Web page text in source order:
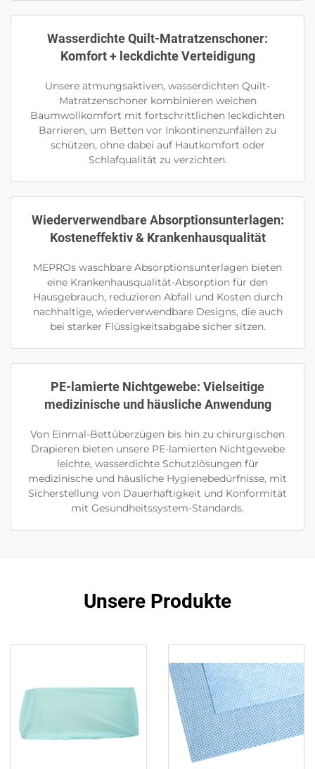
Wasserdichte Quilt-Matratzenschoner:
Komfort + leckdichte Verteidigung
Unsere atmungsaktiven, wasserdichten Quilt-
Matratzenschoner kombinieren weichen
Baumwollkomfort mit fortschrittlichen leckdichten
Barrieren, um Betten vor Inkontinenzunfällen zu
schützen, ohne dabei auf Hautkomfort oder
Schlafqualität zu verzichten.
Wiederverwendbare Absorptionsunterlagen:
Kosteneffektiv & Krankenhausqualität
MEPROs waschbare Absorptionsunterlagen bieten
eine Krankenhausqualität-Absorption für den
Hausgebrauch, reduzieren Abfall und Kosten durch
nachhaltige, wiederverwendbare Designs, die auch
bei starker Flüssigkeitsabgabe sicher sitzen.
PE-lamierte Nichtgewebe: Vielseitige
medizinische und häusliche Anwendung
Von Einmal-Bettüberzügen bis hin zu chirurgischen
Drapieren bieten unsere PE-lamierten Nichtgewebe
leichte, wasserdichte Schutzlösungen für
medizinische und häusliche Hygienebedürfnisse, mit
Sicherstellung von Dauerhaftigkeit und Konformität
mit Gesundheitssystem-Standards.
Unsere Produkte